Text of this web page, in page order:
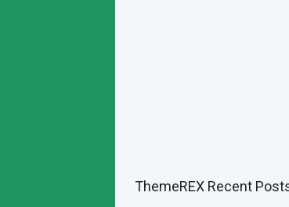
ThemeREX Recent